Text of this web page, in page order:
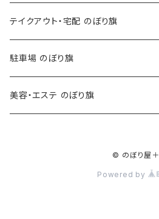
テイクアウト・宅配 のぼり旗
駐車場 のぼり旗
美容・エステ のぼり旗
© のぼり屋＋
Powered by